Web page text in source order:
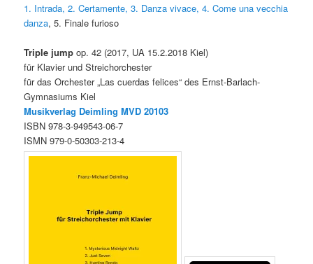
1. Intrada, 2. Certamente, 3. Danza vivace, 4. Come una vecchia
danza, 5. Finale furioso
Triple jump op. 42 (2017, UA 15.2.2018 Kiel)
für Klavier und Streichorchester
für das Orchester „Las cuerdas felices“ des Ernst-Barlach-
Gymnasiums Kiel
Musikverlag Deimling MVD 20103
ISBN 978-3-949543-06-7
ISMN 979-0-50303-213-4